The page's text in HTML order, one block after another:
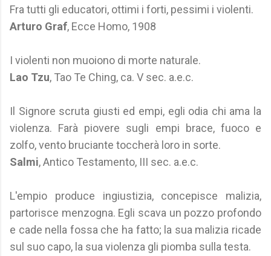
Fra tutti gli educatori, ottimi i forti, pessimi i violenti.
Arturo Graf, Ecce Homo, 1908
I violenti non muoiono di morte naturale.
Lao Tzu, Tao Te Ching, ca. V sec. a.e.c.
Il Signore scruta giusti ed empi, egli odia chi ama la
violenza. Farà piovere sugli empi brace, fuoco e
zolfo, vento bruciante toccherà loro in sorte.
Salmi, Antico Testamento, III sec. a.e.c.
L'empio produce ingiustizia, concepisce malizia,
partorisce menzogna. Egli scava un pozzo profondo
e cade nella fossa che ha fatto; la sua malizia ricade
sul suo capo, la sua violenza gli piomba sulla testa.